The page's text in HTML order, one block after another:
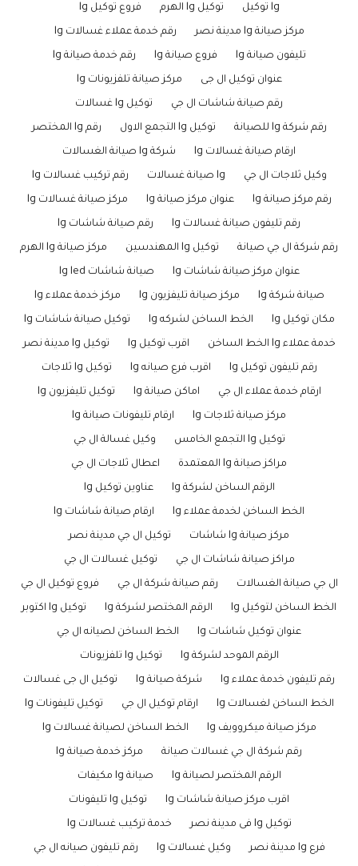
lg توكيل توكيل lg الهرم فروع توكيل lg
مركز صيانة lg مدينة نصر رقم خدمة عملاء غسالات lg
تليفون صيانة lg فروع صيانة lg رقم خدمة صيانة lg
عنوان توكيل ال جى مركز صيانة تلفزيونات lg
رقم صيانة شاشات ال جي توكيل lg غسالات
رقم شركة lg للصيانة توكيل lg التجمع الاول رقم lg المختصر
ارقام صيانة غسالات lg شركة lg صيانة الغسالات
وكيل ثلاجات ال جي lg صيانة غسالات رقم تركيب غسالات lg
رقم مركز صيانة lg عنوان مركز صيانة lg مركز صيانة غسالات lg
رقم تليفون صيانة غسالات lg رقم صيانة شاشات lg
رقم شركة ال جي صيانة توكيل lg المهندسين مركز صيانة lg الهرم
عنوان مركز صيانة شاشات lg صيانة شاشات lg led
صيانة شركة lg مركز صيانة تليفزيون lg مركز خدمة عملاء lg
مكان توكيل lg الخط الساخن لشركه lg توكيل صيانة شاشات lg
خدمة عملاء lg الخط الساخن اقرب توكيل lg توكيل lg مدينة نصر
رقم تليفون توكيل lg اقرب فرع صيانه lg توكيل lg ثلاجات
ارقام خدمة عملاء ال جي اماكن صيانة lg توكيل تليفزيون lg
مركز صيانة ثلاجات lg ارقام تليفونات صيانة lg
توكيل lg التجمع الخامس وكيل غسالة ال جي
مراكز صيانة lg المعتمدة اعطال ثلاجات ال جي
الرقم الساخن لشركة lg عناوين توكيل lg
الخط الساخن لخدمة عملاء lg ارقام صيانة شاشات lg
مركز صيانة lg شاشات توكيل ال جي مدينة نصر
مراكز صيانة شاشات ال جي توكيل غسالات ال جي
ال جي صيانة الغسالات رقم صيانة شركة ال جي فروع توكيل ال جي
الخط الساخن لتوكيل lg الرقم المختصر لشركة lg توكيل lg اكتوبر
عنوان توكيل شاشات lg الخط الساخن لصيانه ال جي
الرقم الموحد لشركة lg توكيل lg تلفزيونات
رقم تليفون خدمة عملاء lg شركة صيانة lg توكيل ال جى غسالات
الخط الساخن لغسالات lg ارقام توكيل ال جي توكيل تليفونات lg
مركز صيانة ميكروويف lg الخط الساخن لصيانة غسالات lg
رقم شركة ال جي غسالات صيانة مركز خدمة صيانة lg
الرقم المختصر لصيانة lg صيانة lg مكيفات
اقرب مركز صيانة شاشات lg توكيل lg تليفونات
توكيل lg فى مدينة نصر خدمة تركيب غسالات lg
فرع lg مدينة نصر وكيل غسالات lg رقم تليفون صيانه ال جي